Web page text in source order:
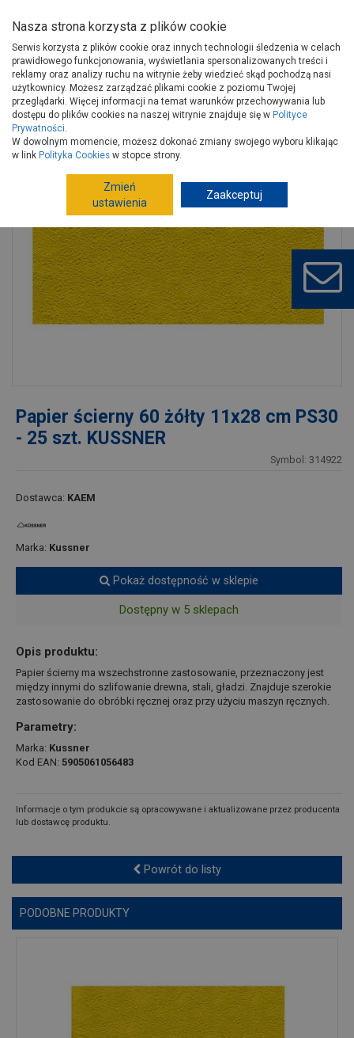
Strona główna Narzędzia
Narzędzia ręczne, warsztat
Materiały ścierne
Arkusze
Papier ścierny 60 żółty 11x28 cm PS30 - 25 szt. KUSSNER
Papier ścierny 60 żółty 11x28 cm PS30
- 25 szt. KUSSNER
Symbol: 314922
Dostawca: KAEM
Marka: Kussner
Pokaż dostępność w sklepie
Dostępny w 5 sklepach
Opis produktu:
Papier ścierny ma wszechstronne zastosowanie, przeznaczony jest
między innymi do szlifowanie drewna, stali, gładzi. Znajduje szerokie
zastosowanie do obróbki ręcznej oraz przy użyciu maszyn ręcznych.
Parametry:
Marka: Kussner
Kod EAN: 5905061056483
Informacje o tym produkcie są opracowywane i aktualizowane przez producenta
lub dostawcę produktu.
Powrót do listy
PODOBNE PRODUKTY
Nasza strona korzysta z plików cookie
Serwis korzysta z plików cookie oraz innych technologii śledzenia w celach
prawidłowego funkcjonowania, wyświetlania spersonalizowanych treści i
reklamy oraz analizy ruchu na witrynie żeby wiedzieć skąd pochodzą nasi
użytkownicy. Możesz zarządzać plikami cookie z poziomu Twojej
przeglądarki. Więcej informacji na temat warunków przechowywania lub
dostępu do plików cookies na naszej witrynie znajduje się w Polityce
Prywatności.
W dowolnym momencie, możesz dokonać zmiany swojego wyboru klikając
w link Polityka Cookies w stopce strony.
Zmień
ustawienia
Zaakceptuj